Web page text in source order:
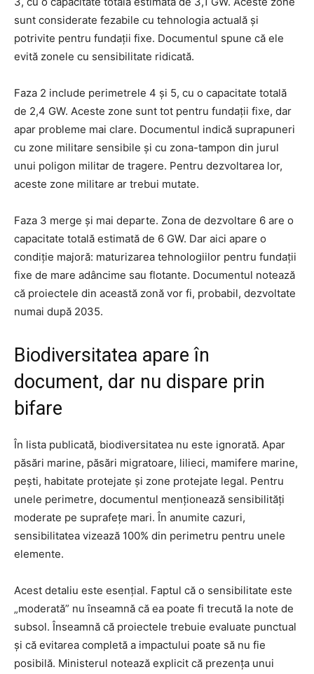
sunt considerate fezabile cu tehnologia actuală și
potrivite pentru fundații fixe. Documentul spune că ele
evită zonele cu sensibilitate ridicată.
Faza 2 include perimetrele 4 și 5, cu o capacitate totală
de 2,4 GW. Aceste zone sunt tot pentru fundații fixe, dar
apar probleme mai clare. Documentul indică suprapuneri
cu zone militare sensibile și cu zona-tampon din jurul
unui poligon militar de tragere. Pentru dezvoltarea lor,
aceste zone militare ar trebui mutate.
Faza 3 merge și mai departe. Zona de dezvoltare 6 are o
capacitate totală estimată de 6 GW. Dar aici apare o
condiție majoră: maturizarea tehnologiilor pentru fundații
fixe de mare adâncime sau flotante. Documentul notează
că proiectele din această zonă vor fi, probabil, dezvoltate
numai după 2035.
Biodiversitatea apare în
document, dar nu dispare prin
bifare
În lista publicată, biodiversitatea nu este ignorată. Apar
păsări marine, păsări migratoare, lilieci, mamifere marine,
pești, habitate protejate și zone protejate legal. Pentru
unele perimetre, documentul menționează sensibilități
moderate pe suprafețe mari. În anumite cazuri,
sensibilitatea vizează 100% din perimetru pentru unele
elemente.
Acest detaliu este esențial. Faptul că o sensibilitate este
„moderată” nu înseamnă că ea poate fi trecută la note de
subsol. Înseamnă că proiectele trebuie evaluate punctual
și că evitarea completă a impactului poate să nu fie
posibilă. Ministerul notează explicit că prezența unui